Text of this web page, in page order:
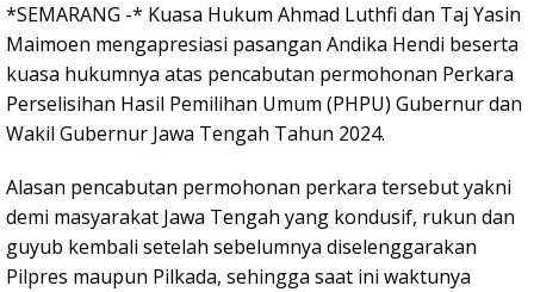
*SEMARANG -* Kuasa Hukum Ahmad Luthfi dan Taj Yasin
Maimoen mengapresiasi pasangan Andika Hendi beserta
kuasa hukumnya atas pencabutan permohonan Perkara
Perselisihan Hasil Pemilihan Umum (PHPU) Gubernur dan
Wakil Gubernur Jawa Tengah Tahun 2024.
Alasan pencabutan permohonan perkara tersebut yakni
demi masyarakat Jawa Tengah yang kondusif, rukun dan
guyub kembali setelah sebelumnya diselenggarakan
Pilpres maupun Pilkada, sehingga saat ini waktunya